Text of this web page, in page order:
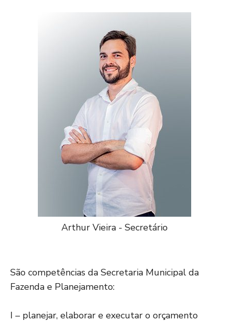
Arthur Vieira - Secretário
São competências da Secretaria Municipal da
Fazenda e Planejamento:
I – planejar, elaborar e executar o orçamento